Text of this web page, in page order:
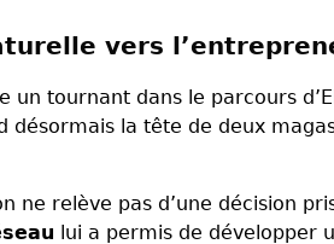
vers
un tournant dans le parcours
désormais la tête de deux
ne relève pas d’une décision
lui a permis de développer